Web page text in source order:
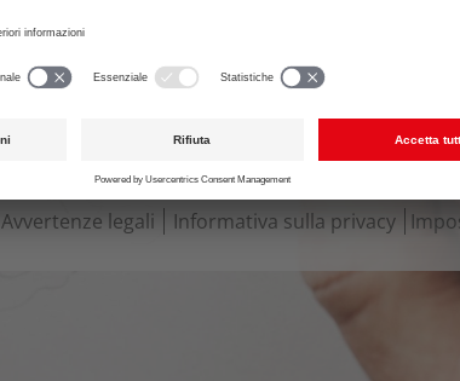
Avvertenze legali Informativa sulla privacy